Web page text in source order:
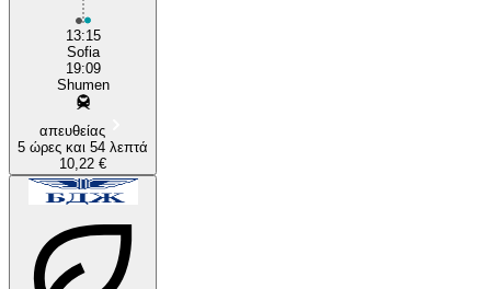
13:15
Sofia
19:09
Shumen
απευθείας
5 ώρες και 54 λεπτά
10,22 €